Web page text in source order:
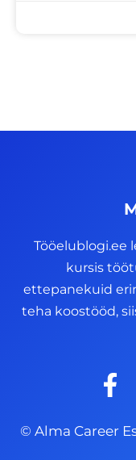
Tööelublogi.ee
kursis
ettepanekuid
teha koostööd,
F
a
e
© Alma Career